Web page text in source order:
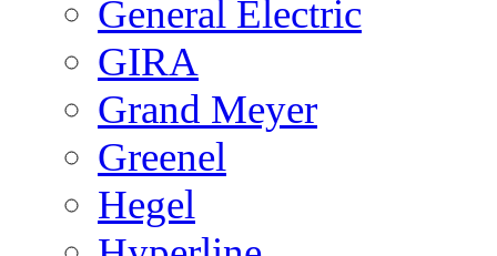
General Electric
GIRA
Grand Meyer
Greenel
Hegel